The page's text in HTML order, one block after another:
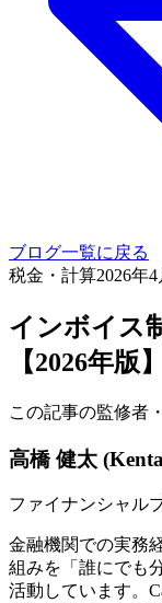
ブログ一覧に戻る
税金・計算2026年4
インボイス
【2026年版】
この記事の監修者
高橋 健太
ファイナンシャル
金融機関での実務
組みを「誰にでも
活動しています。